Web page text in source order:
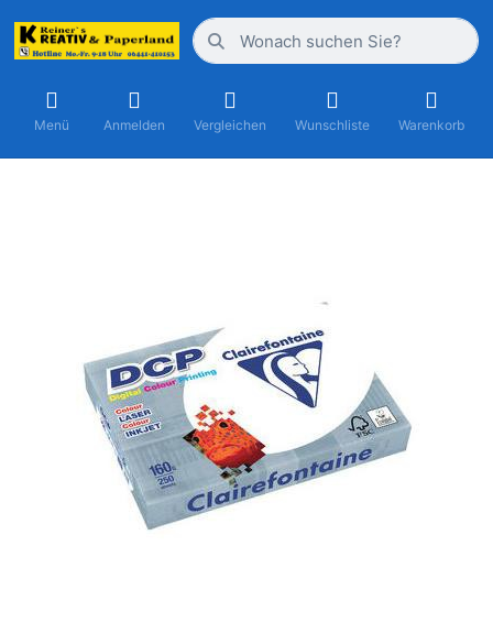
Menü Anmelden Vergleichen Wunschliste Warenkorb